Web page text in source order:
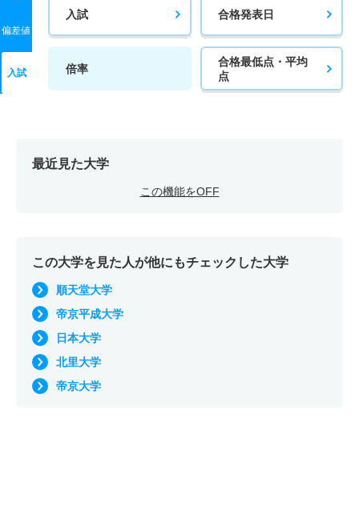
偏差値
入試
入試 合格発表日
倍率
合格最低点・平均
点
最近見た大学
この機能をOFF
この大学を見た人が他にもチェックした大学
順天堂大学
帝京平成大学
日本大学
北里大学
帝京大学